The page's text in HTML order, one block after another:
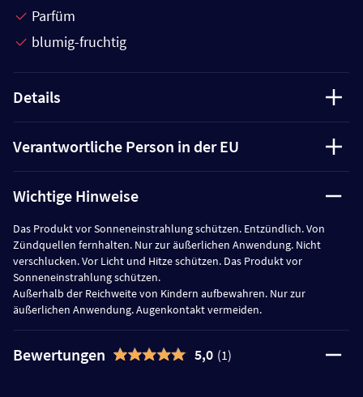
Parfüm
blumig-fruchtig
Details
Verantwortliche Person in der EU
Wichtige Hinweise
Das Produkt vor Sonneneinstrahlung schützen. Entzündlich. Von
Zündquellen fernhalten. Nur zur äußerlichen Anwendung. Nicht
verschlucken. Vor Licht und Hitze schützen. Das Produkt vor
Sonneneinstrahlung schützen.
Außerhalb der Reichweite von Kindern aufbewahren. Nur zur
äußerlichen Anwendung. Augenkontakt vermeiden.
Bewertungen 5,0 (1)